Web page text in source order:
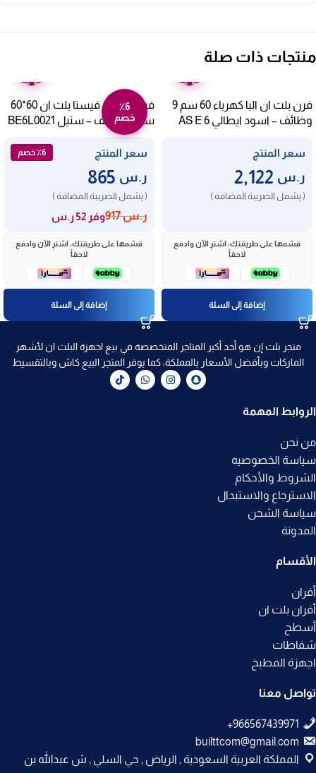
منتجات ذات صلة
فرن بلت ان البا كهرباء 60 سم 9
وظائف – اسود ايطالي AS E 6
سعر المنتج
ر.س
( يشمل الضريبة المضافة )
قسّمها على طريقتك، اشترِ الآن وادفع
لاحقاً
إضافة إلى السلة
٪6
خصم
فرن كهرباء فيستا بلت ان 60*60
سم 6 وظائف – ستيل BE6L0021
سعر المنتج ٪6 خصم
ر.س
( يشمل الضريبة المضافة )
ر.س917 وفر 52 ر.س
قسّمها على طريقتك، اشترِ الآن وادفع
لاحقاً
إضافة إلى السلة
متجر بلت إن هو أحد أكبر المتاجر المتخصصة في بيع اجهزة البلت ان لأشهر
الماركات وبأفضل الأسعار بالمملكة، كما يوفر المتجر البيع كاش وبالتقسيط
الروابط المهمة
من نحن
سياسة الخصوصيه
الشروط والأحكام
الاسترجاع والاستبدال
سياسة الشحن
المدونة
الأقسام
أفران
أفران بلت ان
أسطح
شفاطات
اجهزة المطبخ
تواصل معنا
builttcom@gmail.com
المملكة العربية السعودية , الرياض , حي السلي , ش عبدالله بن